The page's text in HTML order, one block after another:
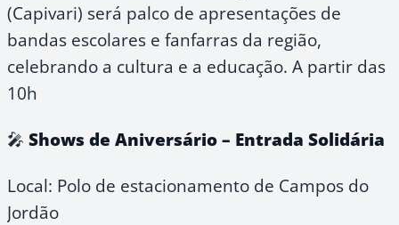
(Capivari) será palco de apresentações de
bandas escolares e fanfarras da região,
celebrando a cultura e a educação. A partir das
10h
🎤 Shows de Aniversário – Entrada Solidária
Local: Polo de estacionamento de Campos do
Jordão